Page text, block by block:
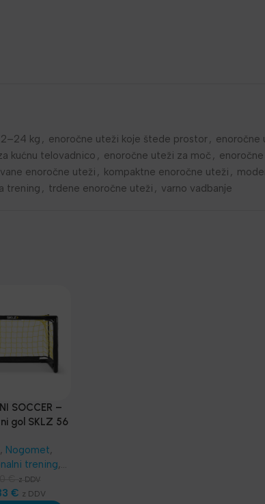
kg , enoročne uteži koje štede prostor, enoročne
kućnu telovadnico , enoročne uteži za moč ,
enoročne uteži , kompaktne enoročne uteži ,
trening , trdene enoročne uteži , varno vadbanje
SOCCER –
gol SKLZ 56
, Nogomet,
trening,
, Najnovejša
z DDV
€ z DDV